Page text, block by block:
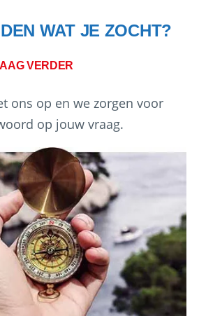
WAT JE ZOCHT?
VERDER
ons op en we zorgen voor
op jouw vraag.